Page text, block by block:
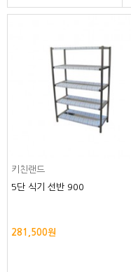
키친랜드
5단 식기 선반 900
281,500원